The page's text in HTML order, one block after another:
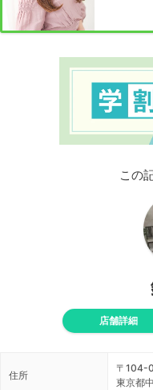
この
店舗詳細
住所
〒104-
東京都